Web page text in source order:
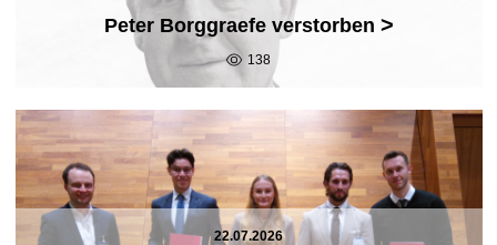
Peter Borggraefe verstorben >
138
22.07.2026